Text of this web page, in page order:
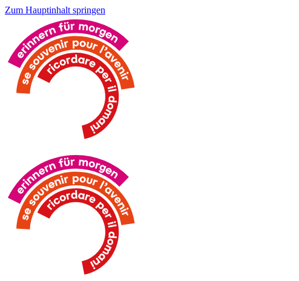
Zum Hauptinhalt springen